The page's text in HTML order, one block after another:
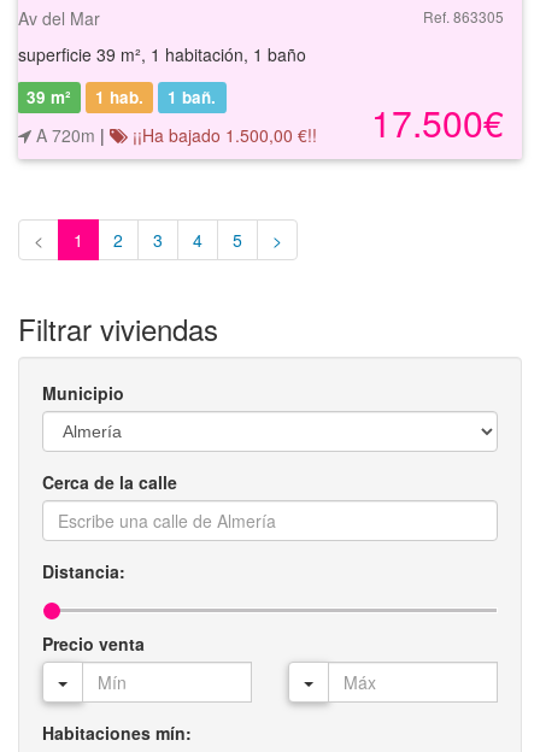
Av del Mar Ref. 863305
superficie 39 m², 1 habitación, 1 baño
17.500€
39 m² 1 hab. 1 bañ.
A 720m | ¡¡Ha bajado 1.500,00 €!!
< 1 2 3 4 5 >
Filtrar viviendas
Municipio
Cerca de la calle
Distancia:
Precio venta
Habitaciones mín: